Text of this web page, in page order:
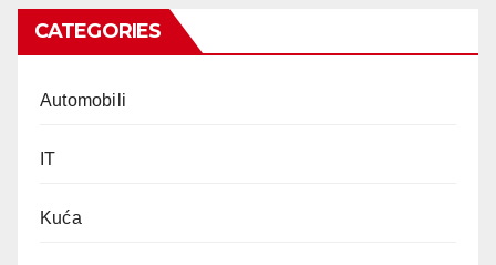
CATEGORIES
Automobili
IT
Kuća